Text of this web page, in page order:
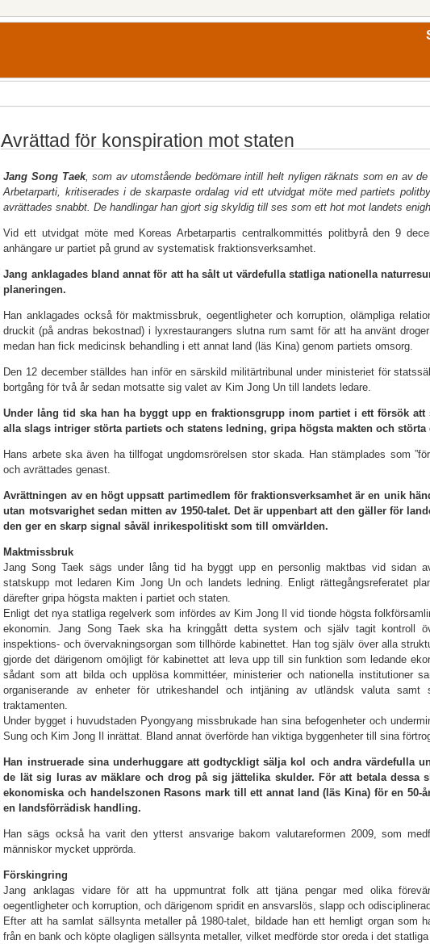
Avrättad för konspiration mot staten
Jang Song Taek, som av utomstående bedömare intill helt nyligen räknats som en av
Arbetarparti, kritiserades i de skarpaste ordalag vid ett utvidgat möte med partiets
avrättades snabbt. De handlingar han gjort sig skyldig till ses som ett hot mot landets
Vid ett utvidgat möte med Koreas Arbetarpartis centralkommittés politbyrå den 9
anhängare ur partiet på grund av systematisk fraktionsverksamhet.
Jang anklagades bland annat för att ha sålt ut värdefulla statliga nationella
planeringen.
Han anklagades också för maktmissbruk, oegentligheter och korruption, olämpliga
druckit (på andras bekostnad) i lyxrestaurangers slutna rum samt för att ha använt
medan han fick medicinsk behandling i ett annat land (läs Kina) genom partiets omsorg.
Den 12 december ställdes han inför en särskild militärtribunal under ministeriet för
bortgång för två år sedan motsatte sig valet av Kim Jong Un till landets ledare.
Under lång tid ska han ha byggt upp en fraktionsgrupp inom partiet i ett försök
alla slags intriger störta partiets och statens ledning, gripa högsta makten och
Hans arbete ska även ha tillfogat ungdomsrörelsen stor skada. Han stämplades som
och avrättades genast.
Avrättningen av en högt uppsatt partimedlem för fraktionsverk­samhet är en unik
utan motsvarighet sedan mitten av 1950-talet. Det är uppenbart att den gäller för
den ger en skarp signal såväl inrikespoli­tiskt som till omvärlden.
Maktmissbruk
Jang Song Taek sägs under lång tid ha byggt upp en personlig maktbas vid sidan
statskupp mot ledaren Kim Jong Un och landets ledning. Enligt rättegångsreferatet
därefter gripa högsta makten i partiet och staten.
Enligt det nya statliga regelverk som infördes av Kim Jong Il vid tionde högsta
ekonomin. Jang Song Taek ska ha kringgått detta system och själv tagit kontroll
inspektions- och övervakningsorgan som tillhörde kabinettet. Han tog själv över alla
gjorde det därigenom omöjligt för kabinettet att leva upp till sin funktion som ledande
sådant som att bilda och upplösa kommittéer, ministerier och nationella institutioner
organiserande av enheter för utrikeshandel och intjäning av utländsk valuta samt
traktamenten.
Under bygget i huvudstaden Pyong­yang missbrukade han sina befogenheter och
Sung och Kim Jong Il inrättat. Bland annat överförde han viktiga byggenheter till sina
Han instruerade sina underhug­gare att godtyckligt sälja kol och andra värdefulla
de lät sig luras av mäklare och drog på sig jättelika skulder. För att be­tala dessa
ekonomiska och handelszonen Rasons mark till ett annat land (läs Kina) för en 50-
en landsförrädisk handling.
Han sägs också ha varit den ytterst ansvarige bakom valutareformen 2009, som
människor mycket upprörda.
Förskingring
Jang anklagas vidare för att ha uppmuntrat folk att tjäna pengar med olika
oegentligheter och korruption, och därigenom spridit en ansvarslös, slapp och
Efter att ha samlat sällsynta metaller på 1980-talet, bildade han ett hemligt organ som
från en bank och köpte olagligen sällsynta metaller, vilket medförde stor oreda i det